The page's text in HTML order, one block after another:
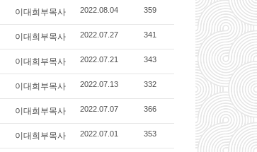
이대희부목사 2022.08.04 359
이대희부목사 2022.07.27 341
이대희부목사 2022.07.21 343
이대희부목사 2022.07.13 332
이대희부목사 2022.07.07 366
이대희부목사 2022.07.01 353